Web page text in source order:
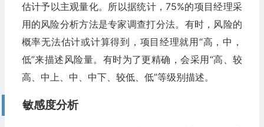
估计予以主观量化。所以据统计，75%的项目经理采
用的风险分析方法是专家调查打分法。有时，风险的
概率无法估计或计算得到，项目经理就用“高，中，
低”来描述风险量。有时为了更精确，会采用“高、较
高、中上、中、中下、较低、低”等级别描述。
敏感度分析